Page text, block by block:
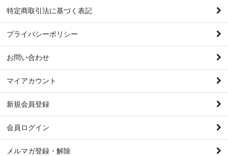
特定商取引法に基づく表記
プライバシーポリシー
お問い合わせ
マイアカウント
新規会員登録
会員ログイン
メルマガ登録・解除